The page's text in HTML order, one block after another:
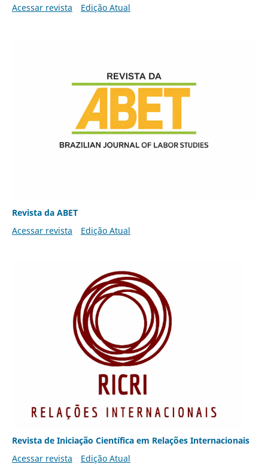
Acessar revista Edição Atual
Revista da ABET
Acessar revista
Edição Atual
Revista de Iniciação Científica em Relações Internacionais
Acessar revista
Edição Atual